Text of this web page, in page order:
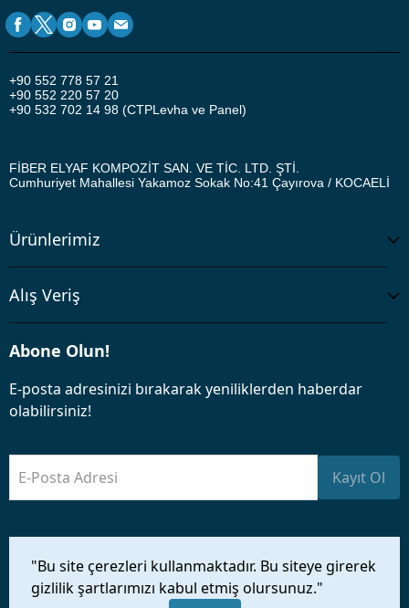
"Bu site çerezleri kullanmaktadır. Bu siteye girerek
gizlilik şartlarımızı kabul etmiş olursunuz."
+90 552 778 57 21
+90 552 220 57 20
+90 532 702 14 98 (CTPLevha ve Panel)
FİBER ELYAF KOMPOZİT SAN. VE TİC. LTD. ŞTİ.
Cumhuriyet Mahallesi Yakamoz Sokak No:41 Çayırova / KOCAELİ
Ürünlerimiz
Alış Veriş
Abone Olun!
E-posta adresinizi bırakarak yeniliklerden haberdar
olabilirsiniz!
E-Posta Adresi Kayıt Ol